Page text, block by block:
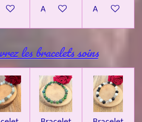
au panierAjouter au panierAjouter au
les bracelets soins